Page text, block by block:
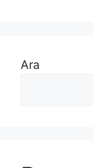
Ara